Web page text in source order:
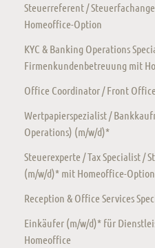
Steuerreferent /
Homeoffice-Option
KYC & Banking Operations
Firmenkundenbetreuung mit
Office Coordinator / Front
Wertpapierspezialist /
Operations) (m/w/d)*
Steuerexperte / Tax Specialist /
(m/w/d)* mit Homeoffice-Option
Reception & Office Services
Einkäufer (m/w/d)* für
Homeoffice